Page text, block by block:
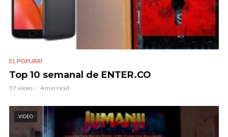
EL POPURRÍ
Top 10 semanal de ENTER.CO
37 views 4 min read
VIDEO